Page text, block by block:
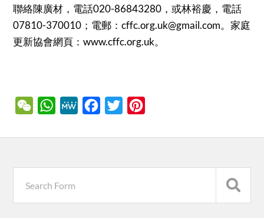
聯絡陳廣材，電話020-86843280，或林裕慶，電話
07810-370010；電郵：cffc.org.uk@gmail.com。家庭
更新協會網頁：www.cffc.org.uk。
WeChatWhatsApp
MeWe Facebook
Twitter